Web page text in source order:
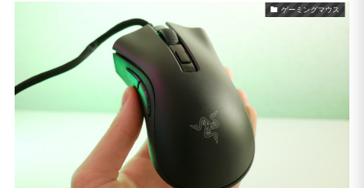
ゲーミングマウス